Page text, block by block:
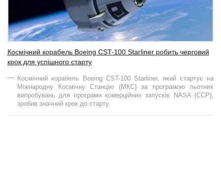
Космічний корабель Boeing CST-100 Starliner робить черговий
крок для успішного старту
Космічний корабель Boeing CST-100 Starliner, який стартує на
Міжнародну Космічну Станцію (МКС) за програмою льотних
випробувань для програми комерційних запусків NASA (CCP),
зробив значний крок до старту.